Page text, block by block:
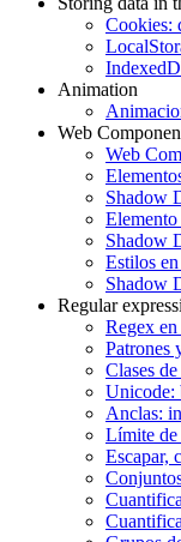
Cookies:
Animation
Web
Web
Shadow
Shadow
Estilos
Shadow
Regular
Regex en
Patrones
Clases
Unicode:
Anclas:
Límite de
Escapar,